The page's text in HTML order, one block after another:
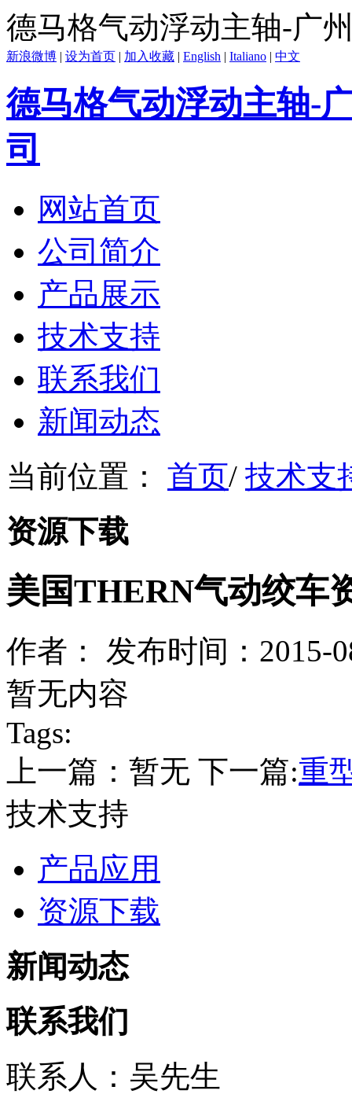
德马格气动浮动主轴-广
新浪微博 | 设为首页 | 加入收藏 | English | Italiano | 中文
德马格气动浮动主轴-
司
网站首页
公司简介
产品展示
技术支持
联系我们
新闻动态
当前位置： 首页/ 技术支
资源下载
美国THERN气动绞车
作者： 发布时间：2015-
暂无内容
Tags:
上一篇：暂无 下一篇:重
技术支持
产品应用
资源下载
新闻动态
联系我们
联系人：吴先生